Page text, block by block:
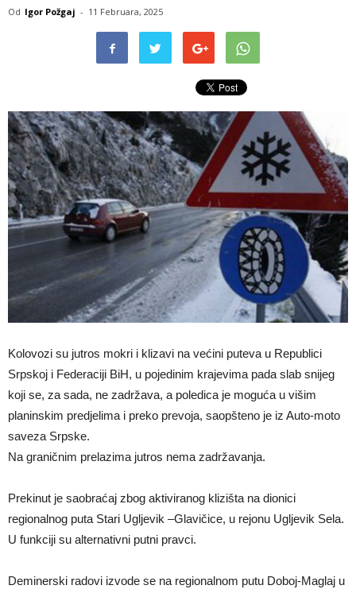
Od Igor Požgaj - 11 Februara, 2025
Kolovozi su jutros mokri i klizavi na većini puteva u Republici
Srpskoj i Federaciji BiH, u pojedinim krajevima pada slab snijeg
koji se, za sada, ne zadržava, a poledica je moguća u višim
planinskim predjelima i preko prevoja, saopšteno je iz Auto-moto
saveza Srpske.
Na graničnim prelazima jutros nema zadržavanja.
Prekinut je saobraćaj zbog aktiviranog klizišta na dionici
regionalnog puta Stari Ugljevik –Glavičice, u rejonu Ugljevik Sela.
U funkciji su alternativni putni pravci.
Deminerski radovi izvode se na regionalnom putu Doboj-Maglaj u